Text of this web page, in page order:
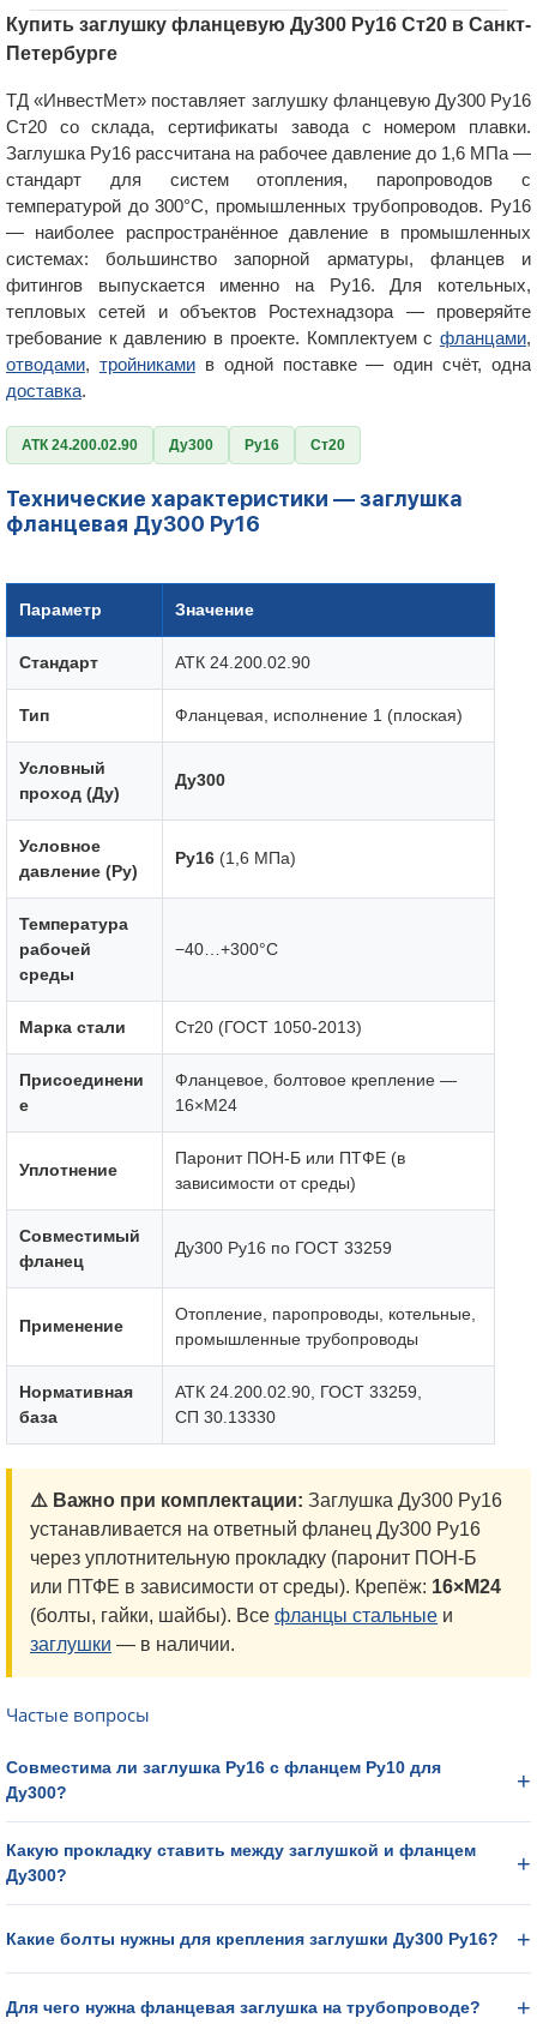
Купить заглушку фланцевую Ду300 Ру16 Ст20 в Санкт-
Петербурге
ТД «ИнвестМет» поставляет заглушку фланцевую Ду300 Ру16
Ст20 со склада, сертификаты завода с номером плавки.
Заглушка Ру16 рассчитана на рабочее давление до 1,6 МПа —
стандарт для систем отопления, паропроводов с
температурой до 300°C, промышленных трубопроводов. Ру16
— наиболее распространённое давление в промышленных
системах: большинство запорной арматуры, фланцев и
фитингов выпускается именно на Ру16. Для котельных,
тепловых сетей и объектов Ростехнадзора — проверяйте
требование к давлению в проекте. Комплектуем с фланцами,
отводами, тройникамив одной поставке — один счёт, одна
доставка.
АТК 24.200.02.90 Ду300 Ру16 Ст20
Технические характеристики — заглушка
фланцевая Ду300 Ру16
Параметр Значение
Стандарт АТК 24.200.02.90
Тип Фланцевая, исполнение 1 (плоская)
Условный
проход (Ду)
Ду300
Условное
давление (Ру)
Ру16 (1,6 МПа)
Температура
рабочей
среды
−40…+300°C
Марка стали Ст20 (ГОСТ 1050-2013)
Присоединени
е
Фланцевое, болтовое крепление —
16×М24
Уплотнение
Паронит ПОН-Б или ПТФЕ (в
зависимости от среды)
Совместимый
фланец
Ду300 Ру16 по ГОСТ 33259
Применение
Отопление, паропроводы, котельные,
промышленные трубопроводы
Нормативная
база
АТК 24.200.02.90, ГОСТ 33259,
СП 30.13330
⚠️ Важно при комплектации: Заглушка Ду300 Ру16
устанавливается на ответный фланец Ду300 Ру16
через уплотнительную прокладку (паронит ПОН-Б
или ПТФЕ в зависимости от среды). Крепёж: 16×М24
(болты, гайки, шайбы). Все фланцы стальные и
заглушки — в наличии.
Частые вопросы
Совместима ли заглушка Ру16 с фланцем Ру10 для
Ду300?
Какую прокладку ставить между заглушкой и фланцем
Ду300?
Какие болты нужны для крепления заглушки Ду300 Ру16?
Для чего нужна фланцевая заглушка на трубопроводе?